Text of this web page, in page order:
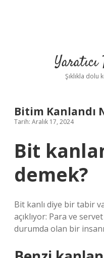
Yaratıcı
Şıklıkla dolu
Bitim Kanlandı
Tarih: Aralık 17, 2024
Bit
demek?
Bit kanlı diye bir tabir
açıklıyor: Para ve
durumda olan bir